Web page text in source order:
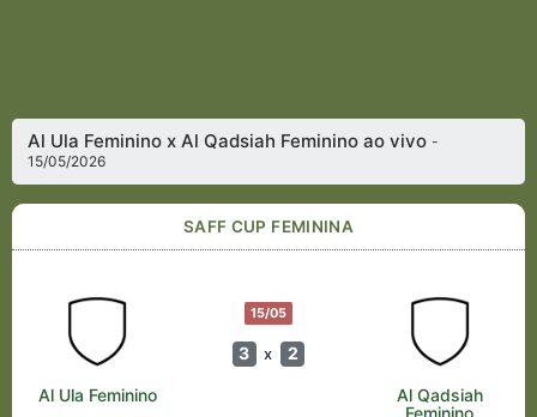
Al Ula Feminino x Al Qadsiah Feminino ao vivo-
15/05/2026
SAFF CUP FEMININA
15/05
3 x 2
Al Ula Feminino
Al Qadsiah
Feminino